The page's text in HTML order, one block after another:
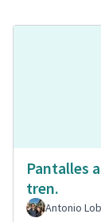
Pantalles
tren.
Antonio